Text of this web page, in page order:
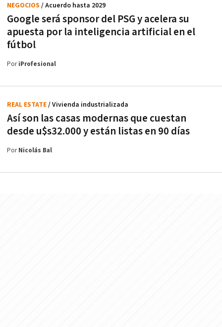
Google será sponsor del PSG y acelera su
apuesta por la inteligencia artificial en el
fútbol
NEGOCIOS / Acuerdo hasta 2029
PoriProfesional
Así son las casas modernas que cuestan
desde u$s32.000 y están listas en 90 días
REAL ESTATE/ Vivienda industrializada
PorNicolás Bal